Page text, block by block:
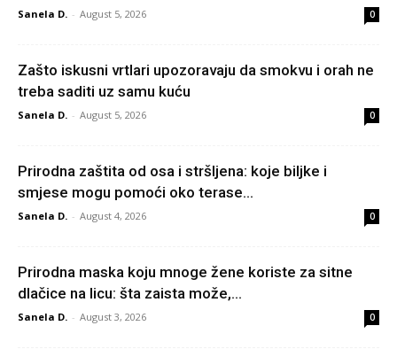
Sanela D. - August 5, 2026 0
Zašto iskusni vrtlari upozoravaju da smokvu i orah ne
treba saditi uz samu kuću
Sanela D. - August 5, 2026 0
Prirodna zaštita od osa i stršljena: koje biljke i
smjese mogu pomoći oko terase...
Sanela D. - August 4, 2026 0
Prirodna maska koju mnoge žene koriste za sitne
dlačice na licu: šta zaista može,...
Sanela D. - August 3, 2026 0